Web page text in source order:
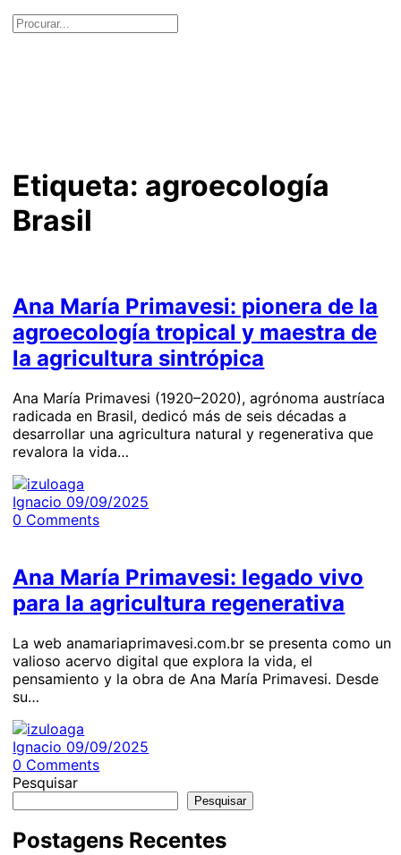
Etiqueta: agroecología
Brasil
Ana María Primavesi: pionera de la
agroecología tropical y maestra de
la agricultura sintrópica
Ana María Primavesi (1920–2020), agrónoma austríaca
radicada en Brasil, dedicó más de seis décadas a
desarrollar una agricultura natural y regenerativa que
revalora la vida…
Ignacio 09/09/2025
0 Comments
Ana María Primavesi: legado vivo
para la agricultura regenerativa
La web anamariaprimavesi.com.br se presenta como un
valioso acervo digital que explora la vida, el
pensamiento y la obra de Ana María Primavesi. Desde
su…
Ignacio 09/09/2025
0 Comments
Pesquisar
Pesquisar
Postagens Recentes